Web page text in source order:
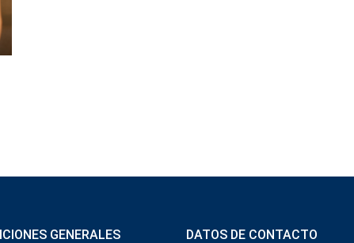
GENERALES DATOS DE CONTACTO